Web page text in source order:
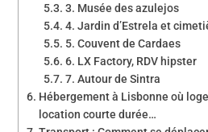
3. Musée des azulejos
4. Jardin d’Estrela et
5. Couvent de Cardaes
6. LX Factory, RDV hipster
7. Autour de Sintra
Hébergement à Lisbonne où
location courte durée…